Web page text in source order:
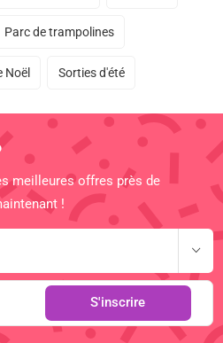
Parc de trampolines
Noël Sorties d'été
meilleures offres près de
!
S'inscrire